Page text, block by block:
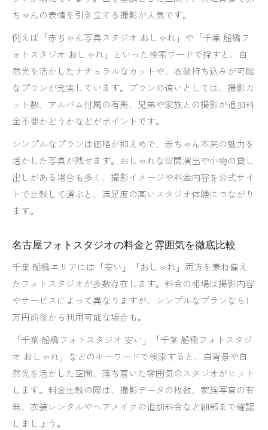
ちゃんの表情を引き立てる撮影が人気です。
例えば「赤ちゃん写真スタジオ おしゃれ」や「千葉 船橋フ
ォトスタジオ おしゃれ」といった検索ワードで探すと、自
然光を活かしたナチュラルなカットや、衣装持ち込みが可能
なプランが充実しています。プランの違いとしては、撮影カ
ット数、アルバム付属の有無、兄弟や家族との撮影が追加料
金不要かどうかなどがポイントです。
シンプルなプランは価格が抑えめで、赤ちゃん本来の魅力を
活かした写真が残せます。おしゃれな空間演出や小物の貸し
出しがある場合も多く、撮影イメージや料金内容を公式サイ
トで比較して選ぶと、満足度の高いスタジオ体験につながり
ます。
名古屋フォトスタジオの料金と雰囲気を徹底比較
千葉 船橋エリアには「安い」「おしゃれ」両方を兼ね備え
たフォトスタジオが多数存在します。料金の相場は撮影内容
やサービスによって異なりますが、シンプルなプランなら1
万円前後から利用可能な場合も。
「千葉 船橋フォトスタジオ 安い」「千葉 船橋フォトスタジ
オ おしゃれ」などのキーワードで検索すると、白背景や自
然光を活かした空間、落ち着いた雰囲気のスタジオがヒット
します。料金比較の際は、撮影データの枚数、家族写真の有
無、衣装レンタルやヘアメイクの追加料金など細部まで確認
しましょう。